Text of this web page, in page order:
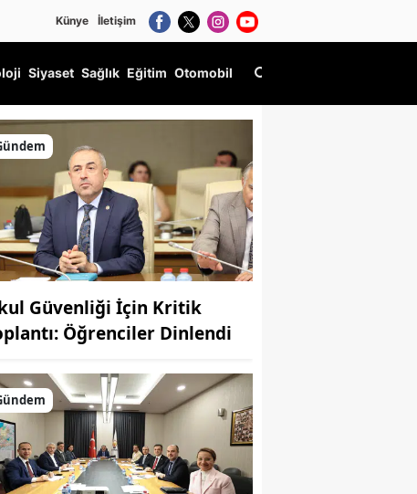
Künye İletişim
Siyaset Sağlık Eğitim Otomobil
Güvenliği İçin Kritik
Öğrenciler Dinlendi